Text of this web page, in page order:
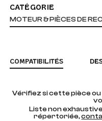
CATÉGORIE
MOTEUR & PIÈCES DE
COMPATIBILITÉS
Vérifiez si cette pièce
Liste non
répertoriée,